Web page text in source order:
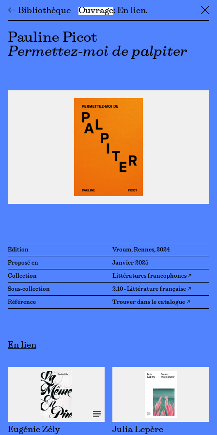
← Bibliothèque Ouvrage En lien ╳
Pauline Picot
Permettez-moi de palpiter
Édition Vroum, Rennes, 2024
Proposé en Janvier 2025
Collection Littératures francophones ↗
Sous-collection 2.10 - Littérature française ↗
Référence Trouver dans le catalogue ↗
En lien
Eugénie Zély Julia Lepère